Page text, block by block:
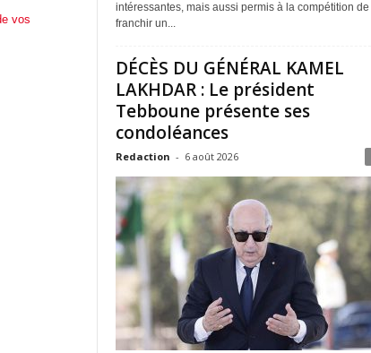
vos
intéressantes, mais aussi permis à la compétition de
franchir un...
DÉCÈS DU GÉNÉRAL KAMEL
LAKHDAR : Le président
Tebboune présente ses
condoléances
Redaction - 6 août 2026